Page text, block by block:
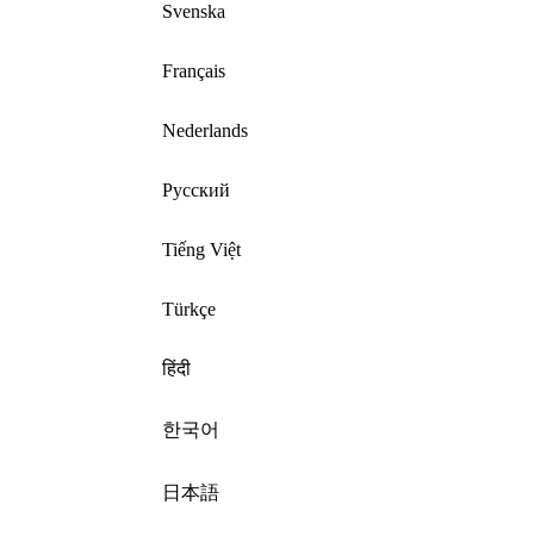
Svenska
Français
Nederlands
Русский
Tiếng Việt
Türkçe
हिंदी
한국어
日本語